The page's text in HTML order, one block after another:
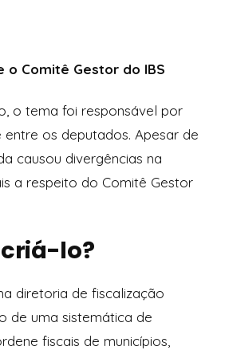
o Comitê Gestor do IBS
o tema foi responsável por
os deputados. Apesar de
causou divergências na
a respeito do Comitê Gestor
criá-lo?
diretoria de fiscalização
de uma sistemática de
fiscais de municípios,